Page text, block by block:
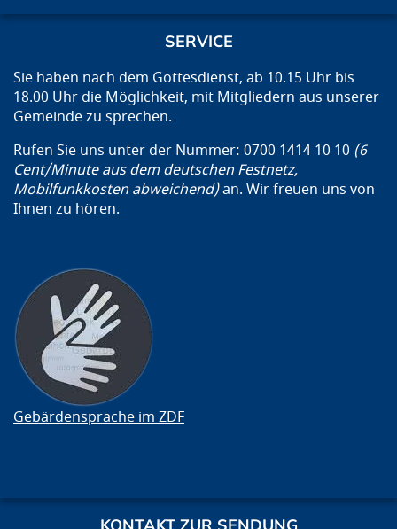
SERVICE
Sie haben nach dem Gottesdienst, ab 10.15 Uhr bis
18.00 Uhr die Möglichkeit, mit Mitgliedern aus unserer
Gemeinde zu sprechen.
Rufen Sie uns unter der Nummer: 0700 1414 10 10 (6
Cent/Minute aus dem deutschen Festnetz,
Mobilfunkkosten abweichend)an. Wir freuen uns von
Ihnen zu hören.
Gebärdensprache im ZDF
KONTAKT ZUR SENDUNG